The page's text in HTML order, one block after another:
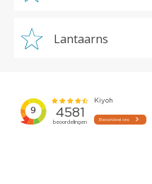
Lantaarns